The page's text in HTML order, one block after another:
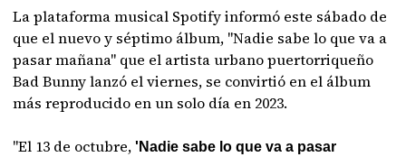
La plataforma musical Spotify informó este sábado de
que el nuevo y séptimo álbum, "Nadie sabe lo que va a
pasar mañana" que el artista urbano puertorriqueño
Bad Bunny lanzó el viernes, se convirtió en el álbum
más reproducido en un solo día en 2023.
"El 13 de octubre, 'Nadie sabe lo que va a pasar